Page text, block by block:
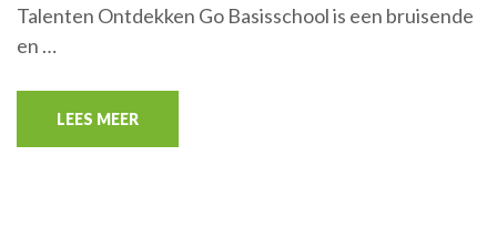
Talenten Ontdekken Go Basisschool is een bruisende
en …
LEES MEER